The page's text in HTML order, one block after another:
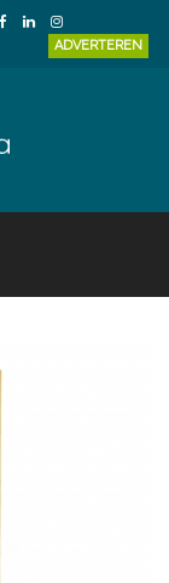
ADVERTEREN